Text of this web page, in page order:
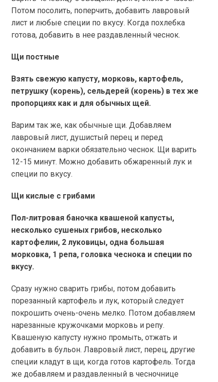
Потом посолить, поперчить, добавить лавровый
лист и любые специи по вкусу. Когда похлебка
готова, добавить в нее раздавленный чеснок.
Щи постные
Взять свежую капусту, морковь, картофель,
петрушку (корень), сельдерей (корень) в тех же
пропорциях как и для обычных щей.
Варим так же, как обычные щи. Добавляем
лавровый лист, душистый перец и перед
окончанием варки обязательно чеснок. Щи варить
12-15 минут. Можно добавить обжаренный лук и
специи по вкусу.
Щи кислые с грибами
Пол-литровая баночка квашеной капусты,
несколько сушеных грибов, несколько
картофелин, 2 луковицы, одна большая
морковка, 1 репа, головка чеснока и специи по
вкусу.
Сразу нужно сварить грибы, потом добавить
порезанный картофель и лук, который следует
покрошить очень-очень мелко. Потом добавляем
нарезанные кружочками морковь и репу.
Квашеную капусту нужно промыть, отжать и
добавить в бульон. Лавровый лист, перец, другие
специи кладут в щи, когда готов картофель. Тогда
же добавляем и раздавленный в чесночнице